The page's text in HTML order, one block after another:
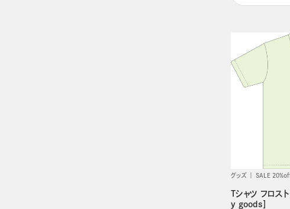
グッズ SALE
Tシャツ フロス
y goods］